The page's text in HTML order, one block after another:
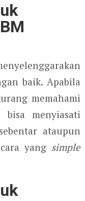
baik. Apabila
memahami
menyiasati
ataupun
yang simple